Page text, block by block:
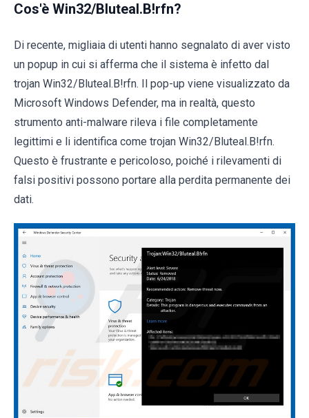
Cos'è Win32/Bluteal.B!rfn?
Di recente, migliaia di utenti hanno segnalato di aver visto
un popup in cui si afferma che il sistema è infetto dal
trojan Win32/Bluteal.B!rfn. Il pop-up viene visualizzato da
Microsoft Windows Defender, ma in realtà, questo
strumento anti-malware rileva i file completamente
legittimi e li identifica come trojan Win32/Bluteal.B!rfn.
Questo è frustrante e pericoloso, poiché i rilevamenti di
falsi positivi possono portare alla perdita permanente dei
dati.